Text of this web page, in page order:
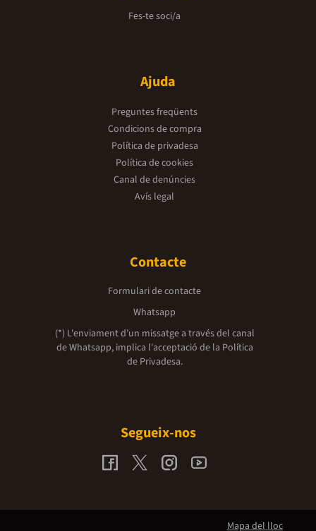
Fes-te soci/a
Ajuda
Preguntes freqüents
Condicions de compra
Política de privadesa
Política de cookies
Canal de denúncies
Avís legal
Contacte
Formulari de contacte
Whatsapp
(*) L'enviament d’un missatge a través del canal
de Whatsapp, implica l'acceptació de la Política
de Privadesa.
Segueix-nos
Mapa del lloc